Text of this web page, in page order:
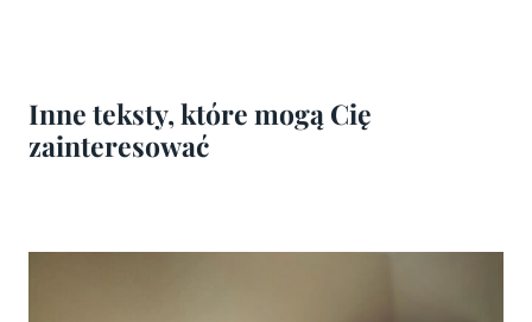
Inne teksty, które mogą Cię
zainteresować